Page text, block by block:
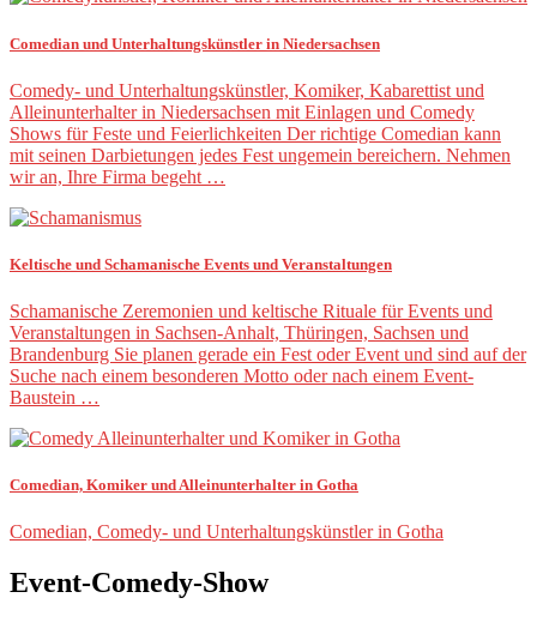
Comedian und Unterhaltungskünstler in Niedersachsen
Comedy- und Unterhaltungskünstler, Komiker, Kabarettist und
Alleinunterhalter in Niedersachsen mit Einlagen und Comedy
Shows für Feste und Feierlichkeiten Der richtige Comedian kann
mit seinen Darbietungen jedes Fest ungemein bereichern. Nehmen
wir an, Ihre Firma begeht …
Keltische und Schamanische Events und Veranstaltungen
Schamanische Zeremonien und keltische Rituale für Events und
Veranstaltungen in Sachsen-Anhalt, Thüringen, Sachsen und
Brandenburg Sie planen gerade ein Fest oder Event und sind auf der
Suche nach einem besonderen Motto oder nach einem Event-
Baustein …
Comedian, Komiker und Alleinunterhalter in Gotha
Comedian, Comedy- und Unterhaltungskünstler in Gotha
Event-Comedy-Show